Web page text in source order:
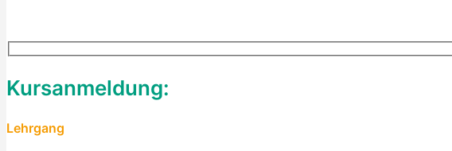
Kursanmeldung:
Lehrgang